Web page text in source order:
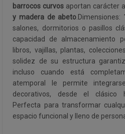
barrocos curvos aportan carácter
y madera de abeto .Dimensiones:
salones, dormitorios o pasillos
capacidad de almacenamiento
libros, vajillas, plantas,
solidez de su estructura
incluso cuando está
atemporal le permite
decorativos, desde el clásico
Perfecta para transformar
espacio funcional y lleno de